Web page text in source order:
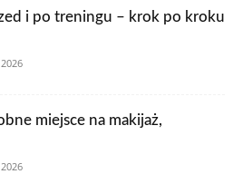
i po treningu – krok po kroku
miejsce na makijaż,